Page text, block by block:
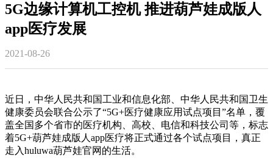
5G边缘计算机工控机 推进葫芦娃成版人
app医疗发展
2021-08-26
近日，中华人民共和国工业和信息化部、中华人民共和国卫生
健康委员会联合公示了“5G+医疗健康应用试点项目”名单 ， 覆
盖全国多个省市的医疗机构、高校、电信和科技公司等，标志
着5G+葫芦娃成版人app医疗将正式通过各个试点项目，真正
走入huluwa葫芦娃官网的生活。